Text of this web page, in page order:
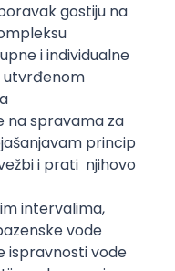
gostiju na
i individualne
utvrđenom
na spravama za
princip
i prati njihovo
intervalima,
vode
ispravnosti vode